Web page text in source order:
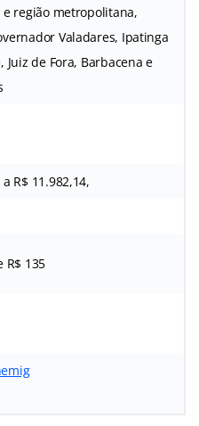
e região metropolitana,
Valadares, Ipatinga
Juiz de Fora, Barbacena e
R$ 11.982,14,
R$ 135